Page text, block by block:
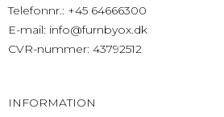
Telefonnr.: +45 64666300
E-mail: info@furnbyox.dk
CVR-nummer: 43792512
INFORMATION